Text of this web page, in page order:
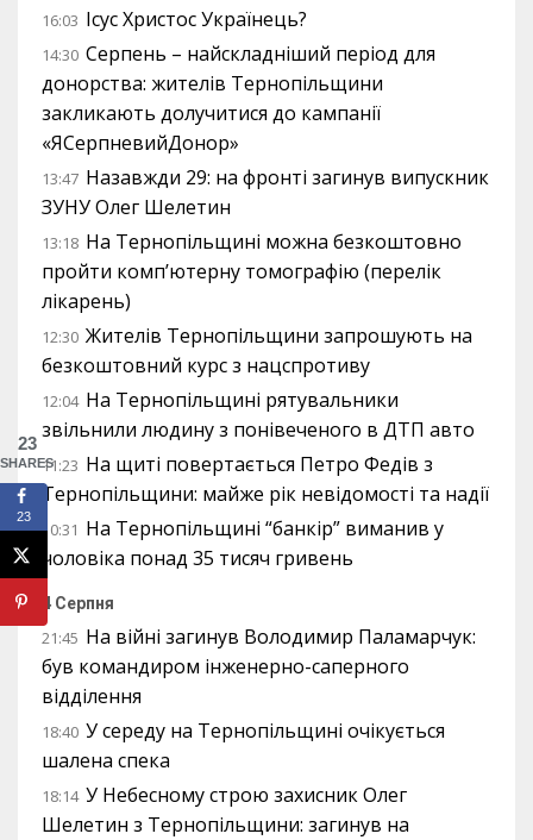
16:03 Ісус Христос Українець?
14:30 Серпень – найскладніший період для
донорства: жителів Тернопільщини
закликають долучитися до кампанії
«ЯСерпневийДонор»
13:47 Назавжди 29: на фронті загинув випускник
ЗУНУ Олег Шелетин
13:18 На Тернопільщині можна безкоштовно
пройти комп’ютерну томографію (перелік
лікарень)
12:30 Жителів Тернопільщини запрошують на
безкоштовний курс з нацспротиву
12:04 На Тернопільщині рятувальники
звільнили людину з понівеченого в ДТП авто
11:23 На щиті повертається Петро Федів з
Тернопільщини: майже рік невідомості та надії
10:31 На Тернопільщині “банкір” виманив у
чоловіка понад 35 тисяч гривень
4 Серпня
21:45 На війні загинув Володимир Паламарчук:
був командиром інженерно-саперного
відділення
18:40 У середу на Тернопільщині очікується
шалена спека
18:14 У Небесному строю захисник Олег
Шелетин з Тернопільщини: загинув на
23
SHARES
23